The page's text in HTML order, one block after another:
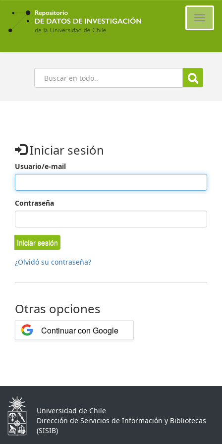
Ir
contenido
principal
Buscar
Iniciar sesión
Usuario/e-mail
Contraseña
Iniciar sesión
¿Olvidó su contraseña?
Otras opciones
Continuar con Google
Universidad de Chile
Dirección de Servicios de Información y Bibliotecas
(SISIB)